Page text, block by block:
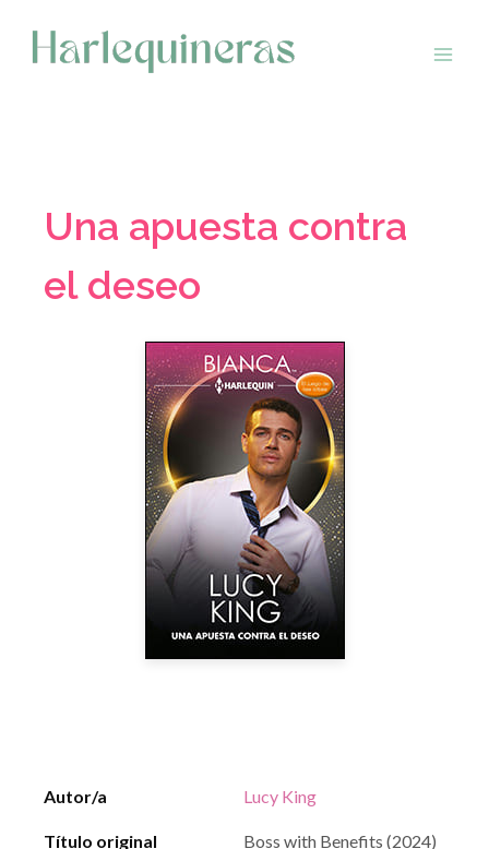
contenido
Una apuesta contra
el deseo
Autor/a Lucy King
Título original Boss with Benefits (2024)